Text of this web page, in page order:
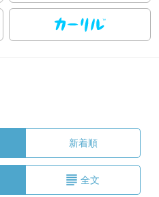
新着順
全文